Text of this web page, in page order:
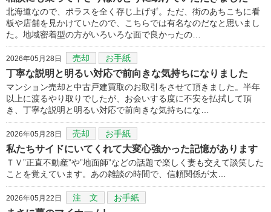
北海道なので、ポラスを全く存じ上げず。ただ、街のあちこちに看
板や店舗を見かけていたので、こちらでは有名なのだなと思いまし
た。地域密着型の方がいろいろな面で良かったの…
2026年05月28日 売却 お手紙
丁寧な説明と明るい対応で前向きな気持ちになりました
マンション売却と中古戸建買取のお取引をさせて頂きました。半年
以上に渡るやり取りでしたが、お会いする度に不安を払拭して頂
き、丁寧な説明と明るい対応で前向きな気持ちにな…
2026年05月28日 売却 お手紙
私たちサイドにいてくれて大変心強かった記憶があります
ＴＶ”正直不動産”や”地面師”などの話題で楽しく妻も交えて談笑した
ことを覚えています。あの雑談の時間で、信頼関係が太…
2026年05月22日 注 文 お手紙